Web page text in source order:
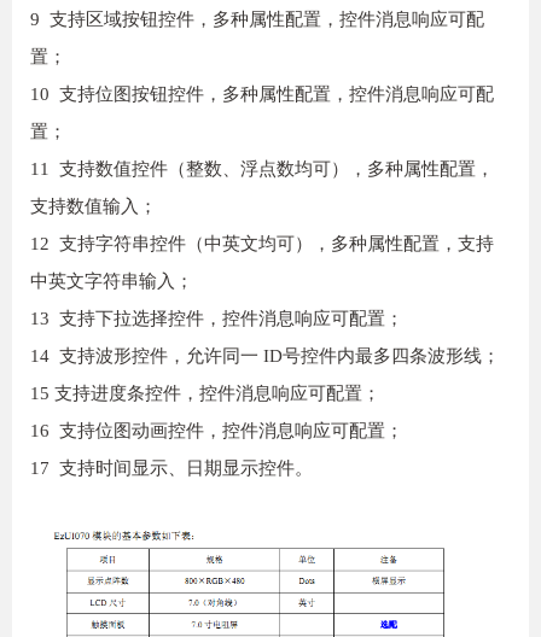
9 支持区域按钮控件，多种属性配置，控件消息响应可配
置；
10 支持位图按钮控件，多种属性配置，控件消息响应可配
置；
11 支持数值控件（整数、浮点数均可），多种属性配置，
支持数值输入；
12 支持字符串控件（中英文均可），多种属性配置，支持
中英文字符串输入；
13 支持下拉选择控件，控件消息响应可配置；
14 支持波形控件，允许同一 ID号控件内最多四条波形线；
15 支持进度条控件，控件消息响应可配置；
16 支持位图动画控件，控件消息响应可配置；
17 支持时间显示、日期显示控件。